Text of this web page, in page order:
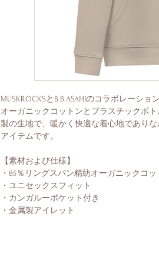
MUSKROCKSとB.B.ASAHIのコラボレーショ
オーガニックコットンとプラスチックボ
製の生地で、暖かく快適な着心地であり
アイテムです。
【素材および仕様】
・85％リングスパン精紡オーガニックコ
・ユニセックスフィット
・カンガルーポケット付き
・金属製アイレット